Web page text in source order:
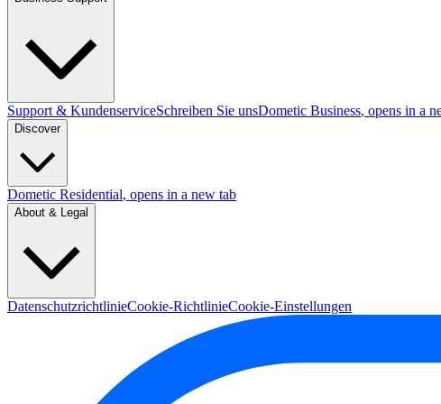
Support & KundenserviceSchreiben Sie unsDometic Business, opens in a
Discover
Dometic Residential, opens in a new tab
About & Legal
DatenschutzrichtlinieCookie-RichtlinieCookie-Einstellungen